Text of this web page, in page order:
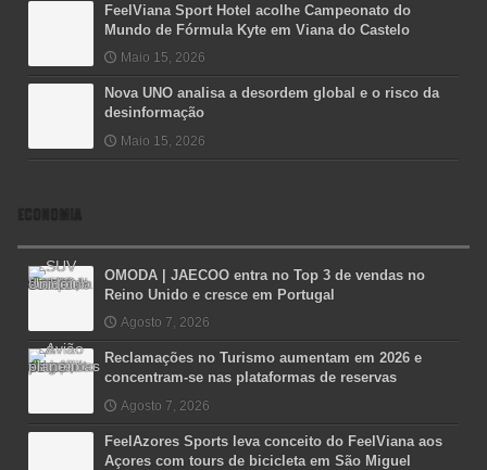
FeelViana Sport Hotel acolhe Campeonato do
Mundo de Fórmula Kyte em Viana do Castelo
Maio 15, 2026
Nova UNO analisa a desordem global e o risco da
desinformação
Maio 15, 2026
ECONOMIA
OMODA | JAECOO entra no Top 3 de vendas no
Reino Unido e cresce em Portugal
Agosto 7, 2026
Reclamações no Turismo aumentam em 2026 e
concentram-se nas plataformas de reservas
Agosto 7, 2026
FeelAzores Sports leva conceito do FeelViana aos
Açores com tours de bicicleta em São Miguel